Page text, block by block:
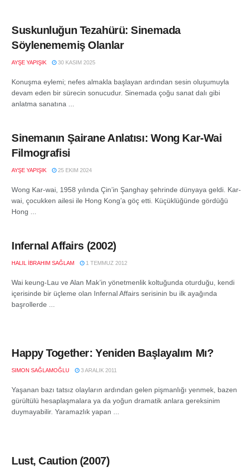
Suskunluğun Tezahürü: Sinemada
Söylenememiş Olanlar
AYŞE YAPIŞIK 30 KASIM 2025
Konuşma eylemi; nefes almakla başlayan ardından sesin oluşumuyla
devam eden bir sürecin sonucudur. Sinemada çoğu sanat dalı gibi
anlatma sanatına ...
Sinemanın Şairane Anlatısı: Wong Kar-Wai
Filmografisi
AYŞE YAPIŞIK 25 EKIM 2024
Wong Kar-wai, 1958 yılında Çin’in Şanghay şehrinde dünyaya geldi. Kar-
wai, çocukken ailesi ile Hong Kong’a göç etti. Küçüklüğünde gördüğü
Hong ...
Infernal Affairs (2002)
HALIL İBRAHIM SAĞLAM 1 TEMMUZ 2012
Wai keung-Lau ve Alan Mak’in yönetmenlik koltuğunda oturduğu, kendi
içerisinde bir üçleme olan Infernal Affairs serisinin bu ilk ayağında
başrollerde ...
Happy Together: Yeniden Başlayalım Mı?
SIMON SAĞLAMOĞLU 3 ARALIK 2011
Yaşanan bazı tatsız olayların ardından gelen pişmanlığı yenmek, bazen
gürültülü hesaplaşmalara ya da yoğun dramatik anlara gereksinim
duymayabilir. Yaramazlık yapan ...
Lust, Caution (2007)